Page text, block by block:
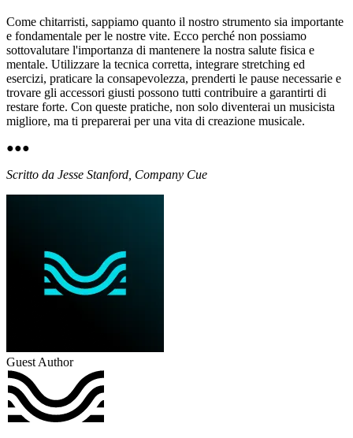
Come chitarristi, sappiamo quanto il nostro strumento sia importante
e fondamentale per le nostre vite. Ecco perché non possiamo
sottovalutare l'importanza di mantenere la nostra salute fisica e
mentale. Utilizzare la tecnica corretta, integrare stretching ed
esercizi, praticare la consapevolezza, prenderti le pause necessarie e
trovare gli accessori giusti possono tutti contribuire a garantirti di
restare forte. Con queste pratiche, non solo diventerai un musicista
migliore, ma ti preparerai per una vita di creazione musicale.
●●●
Scritto da Jesse Stanford, Company Cue
Guest Author